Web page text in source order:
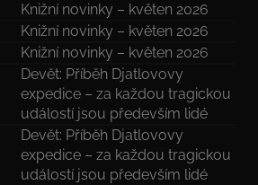
Knižní novinky – květen 2026
Knižní novinky – květen 2026
Knižní novinky – květen 2026
Devět: Příběh Djatlovovy
expedice – za každou tragickou
událostí jsou především lidé
Devět: Příběh Djatlovovy
expedice – za každou tragickou
událostí jsou především lidé